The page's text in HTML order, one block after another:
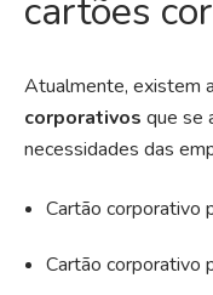
cartões
Atualmente, existem
corporativos que se
necessidades das
Cartão corporativo
Cartão corporativo